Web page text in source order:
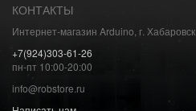
КОНТАКТЫ
Интернет-магазин Arduino, г. Хабаровск
+7(924)303-61-26
пн-пт 10:00-20:00
info@robstore.ru